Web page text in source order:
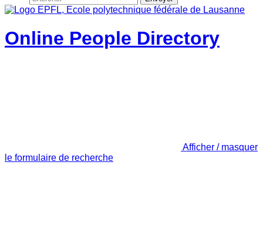
Online People Directory
Afficher / masquer
le formulaire de recherche